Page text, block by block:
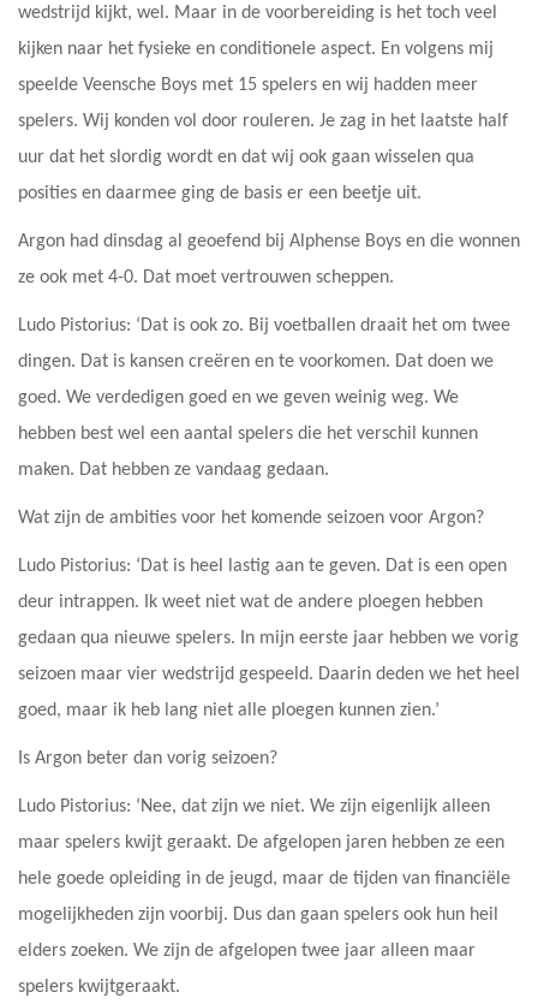
wedstrijd kijkt, wel. Maar in de voorbereiding is het toch veel
kijken naar het fysieke en conditionele aspect. En volgens mij
speelde Veensche Boys met 15 spelers en wij hadden meer
spelers. Wij konden vol door rouleren. Je zag in het laatste half
uur dat het slordig wordt en dat wij ook gaan wisselen qua
posities en daarmee ging de basis er een beetje uit.
Argon had dinsdag al geoefend bij Alphense Boys en die wonnen
ze ook met 4-0. Dat moet vertrouwen scheppen.
Ludo Pistorius: ‘Dat is ook zo. Bij voetballen draait het om twee
dingen. Dat is kansen creëren en te voorkomen. Dat doen we
goed. We verdedigen goed en we geven weinig weg. We
hebben best wel een aantal spelers die het verschil kunnen
maken. Dat hebben ze vandaag gedaan.
Wat zijn de ambities voor het komende seizoen voor Argon?
Ludo Pistorius: ‘Dat is heel lastig aan te geven. Dat is een open
deur intrappen. Ik weet niet wat de andere ploegen hebben
gedaan qua nieuwe spelers. In mijn eerste jaar hebben we vorig
seizoen maar vier wedstrijd gespeeld. Daarin deden we het heel
goed, maar ik heb lang niet alle ploegen kunnen zien.’
Is Argon beter dan vorig seizoen?
Ludo Pistorius: ‘Nee, dat zijn we niet. We zijn eigenlijk alleen
maar spelers kwijt geraakt. De afgelopen jaren hebben ze een
hele goede opleiding in de jeugd, maar de tijden van financiële
mogelijkheden zijn voorbij. Dus dan gaan spelers ook hun heil
elders zoeken. We zijn de afgelopen twee jaar alleen maar
spelers kwijtgeraakt.